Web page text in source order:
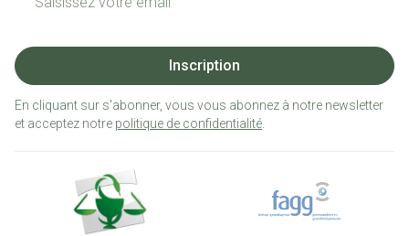
Inscription
En cliquant sur s'abonner, vous vous abonnez à notre newsletter
et acceptez notre politique de confidentialité